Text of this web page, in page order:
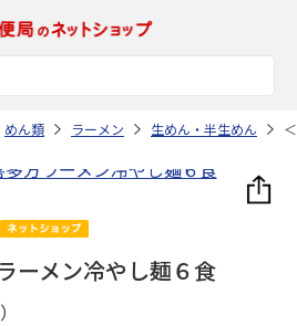
めん類 ラーメン 生めん・半生めん
ーメン冷やし麺６食